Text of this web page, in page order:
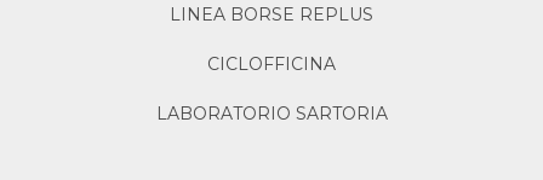
LINEA BORSE REPLUS
CICLOFFICINA
LABORATORIO SARTORIA